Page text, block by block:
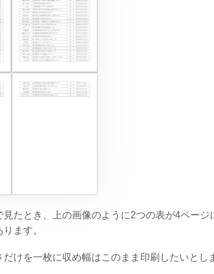
見たとき、上の画像のように2つの表が4ページ
ます。
だけを一枚に収め幅はこのまま印刷したいとし